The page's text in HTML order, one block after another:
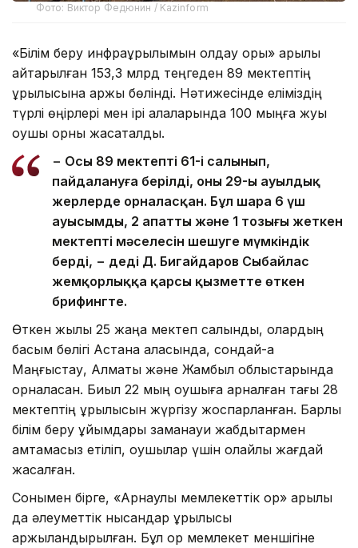
Фото: Виктор Федюнин / Kazinform
«Білім беру инфрақұрылымын қолдау қоры» арқылы
қайтарылған 153,3 млрд теңгеден 89 мектептің
құрылысына қаржы бөлінді. Нәтижесінде еліміздің
түрлі өңірлері мен ірі қалаларында 100 мыңға жуық
оқушы орны жасақталды.
− Осы 89 мектептің 61-і салынып,
пайдалануға берілді, оның 29-ы ауылдық
жерлерде орналасқан. Бұл шара 6 үш
ауысымды, 2 апатты және 1 тозығы жеткен
мектептің мәселесін шешуге мүмкіндік
берді, − деді Д. Бигайдаров Сыбайлас
жемқорлыққа қарсы қызметте өткен
брифингте.
Өткен жылы 25 жаңа мектеп салынды, олардың
басым бөлігі Астана қаласында, сондай-ақ
Маңғыстау, Алматы және Жамбыл облыстарында
орналасқан. Биыл 22 мың оқушыға арналған тағы 28
мектептің құрылысын жүргізу жоспарланған. Барлық
білім беру ұйымдары заманауи жабдықтармен
қамтамасыз етіліп, оқушылар үшін қолайлы жағдай
жасалған.
Сонымен бірге, «Арнаулы мемлекеттік қор» арқылы
да әлеуметтік нысандар құрылысы
қаржыландырылған. Бұл қор мемлекет меншігіне